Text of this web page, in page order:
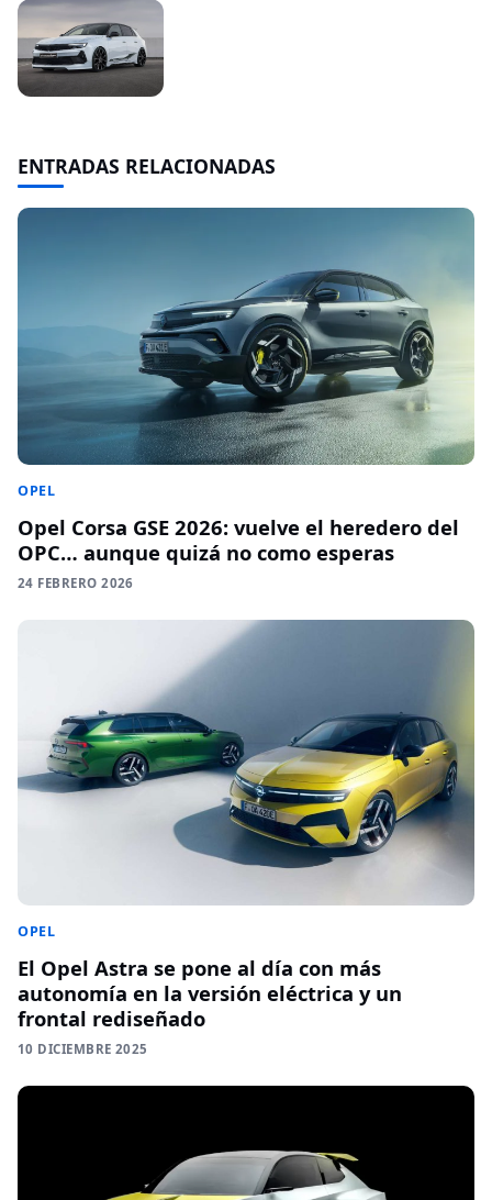
ENTRADAS RELACIONADAS
OPEL
Opel Corsa GSE 2026: vuelve el heredero del
OPC… aunque quizá no como esperas
24 FEBRERO 2026
OPEL
El Opel Astra se pone al día con más
autonomía en la versión eléctrica y un
frontal rediseñado
10 DICIEMBRE 2025